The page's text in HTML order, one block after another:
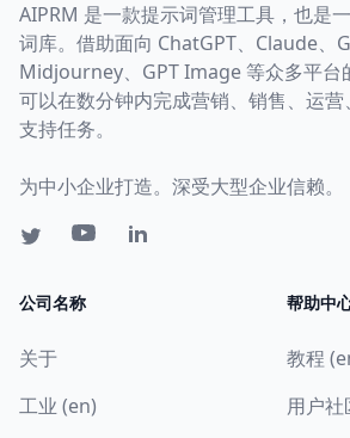
AIPRM 是一款提示词管理工具，也是
词库。借助面向 ChatGPT、Claude、
Midjourney、GPT Image 等众多平台
可以在数分钟内完成营销、销售、运
支持任务。
为中小企业打造。深受大型企业信赖。
公司名称
关于
工业 (en)
帮助中
教程
用户社